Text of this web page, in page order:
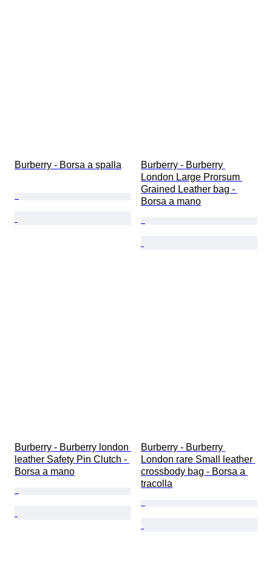
Burberry - Borsa a spalla
Burberry - Burberry
London Large Prorsum
Grained Leather bag -
Borsa a mano
Burberry - Burberry london
leather Safety Pin Clutch -
Borsa a mano
Burberry - Burberry
London rare Small leather
crossbody bag - Borsa a
tracolla